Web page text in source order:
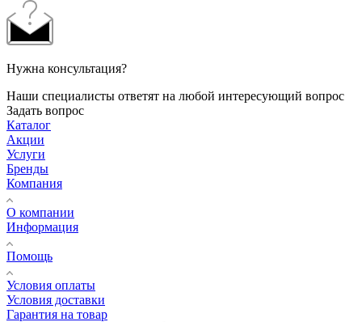
Нужна консультация?
Наши специалисты ответят на любой интересующий вопрос
Задать вопрос
Каталог
Акции
Услуги
Бренды
Компания
О компании
Информация
Помощь
Условия оплаты
Условия доставки
Гарантия на товар